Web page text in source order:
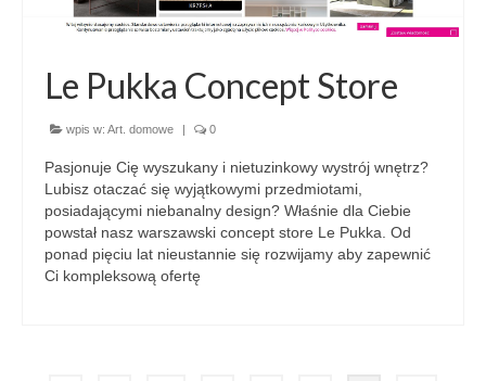
Le Pukka Concept Store
wpis w: Art. domowe | 0
Pasjonuje Cię wyszukany i nietuzinkowy wystrój wnętrz?
Lubisz otaczać się wyjątkowymi przedmiotami,
posiadającymi niebanalny design? Właśnie dla Ciebie
powstał nasz warszawski concept store Le Pukka. Od
ponad pięciu lat nieustannie się rozwijamy aby zapewnić
Ci kompleksową ofertę